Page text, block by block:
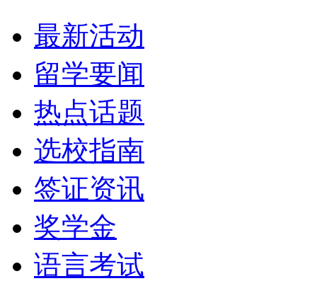
最新活动
留学要闻
热点话题
选校指南
签证资讯
奖学金
语言考试